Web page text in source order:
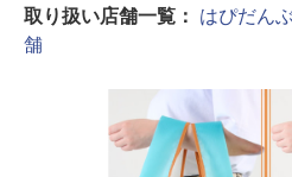
取り扱い店舗一覧： はぴだん
舗